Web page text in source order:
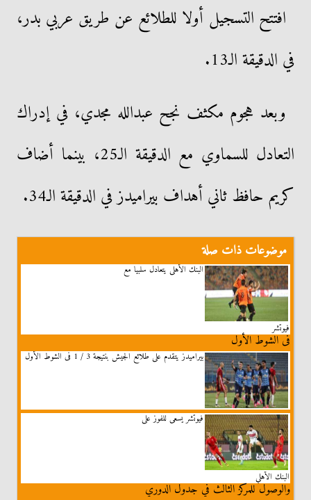
افتتح التسجيل أولا للطلائع عن طريق عربي بدر،
في الدقيقة الـ13.
وبعد هجوم مكثف نجح عبدالله مجدي، في إدراك
التعادل للسماوي مع الدقيقة الـ25، بينما أضاف
كريم حافظ ثاني أهداف بيراميدز في الدقيقة الـ34.
موضوعات ذات صلة
البنك الأهلى يتعادل سلبيا مع
فيوتشر
فى الشوط الأول
بيراميدز يتقدم على طلائع الجيش بنتيجة 3 / 1 فى الشوط الأول
فيوتشر يسعى للفوز على
البنك الأهلي
والوصول للمركز الثالث في جدول الدوري